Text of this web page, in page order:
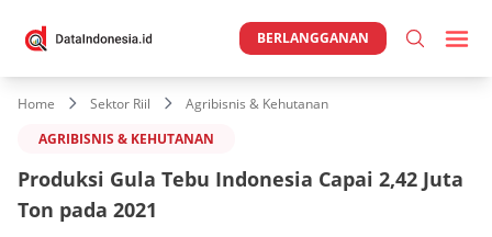
BERLANGGANAN
Home Sektor Riil
Agribisnis & Kehutanan
AGRIBISNIS & KEHUTANAN
Produksi Gula Tebu Indonesia Capai 2,42 Juta
Ton pada 2021